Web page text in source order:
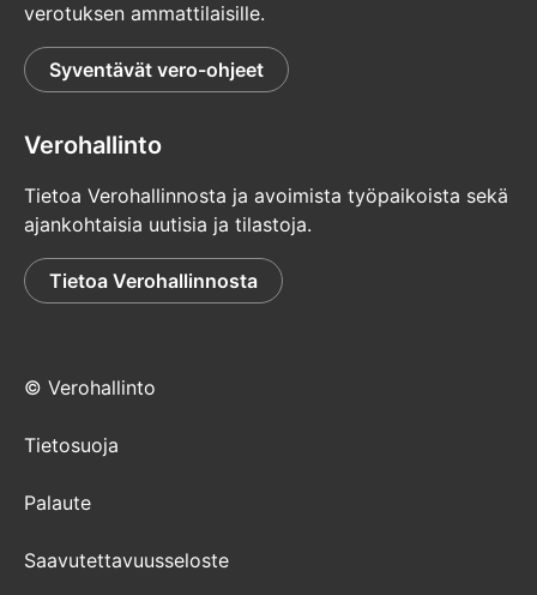
verotuksen ammattilaisille.
Syventävät vero-ohjeet
Verohallinto
Tietoa Verohallinnosta ja avoimista työpaikoista sekä
ajankohtaisia uutisia ja tilastoja.
Tietoa Verohallinnosta
© Verohallinto
Tietosuoja
Palaute
Saavutettavuusseloste